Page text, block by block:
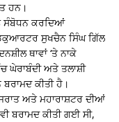
ਹਨ।
ਸੰਬੋਧਨ ਕਰਦਿਆਂ
ਸੁਖਚੈਨ ਸਿੰਘ ਗਿੱਲ
ਥਾਵਾਂ ‘ਤੇ ਨਾਕੇ
ਘੇਰਾਬੰਦੀ ਅਤੇ ਤਲਾਸ਼ੀ
ਕੀਤੀ ਹੈ।
ਅਤੇ ਮਹਾਰਾਸ਼ਟਰ ਦੀਆਂ
ਬਰਾਮਦ ਕੀਤੀ ਗਈ ਸੀ,